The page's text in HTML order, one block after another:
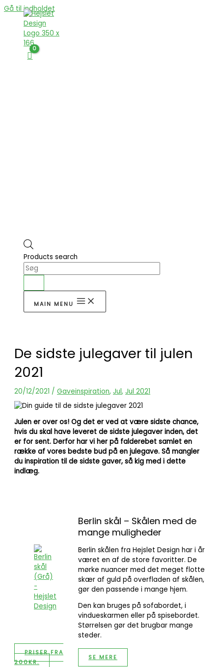
Gå til indholdet
Products search
MAIN MENU
De sidste julegaver til julen
2021
20/12/2021 /Gaveinspiration,Jul,Jul 2021
Julen er over os! Og det er ved at være sidste chance,
hvis du skal have leveret de sidste julegaver inden, det
er for sent. Derfor har vi her på falderebet samlet en
række af vores bedste bud på en julegave. Så mangler
du inspiration til de sidste gaver, så kig med i dette
indlæg.
Berlin skål – Skålen med de
mange muligheder
Berlin skålen fra Hejslet Design har i år
været en af de store favoritter. De
mørke nuancer med det meget flotte
skær af guld på overfladen af skålen,
gør den passende i mange hjem.
Den kan bruges på sofabordet, i
vindueskarmen eller på spisebordet.
Størrelsen gør det brugbar mange
steder.
PRISER FRA
200KR.
SE MERE